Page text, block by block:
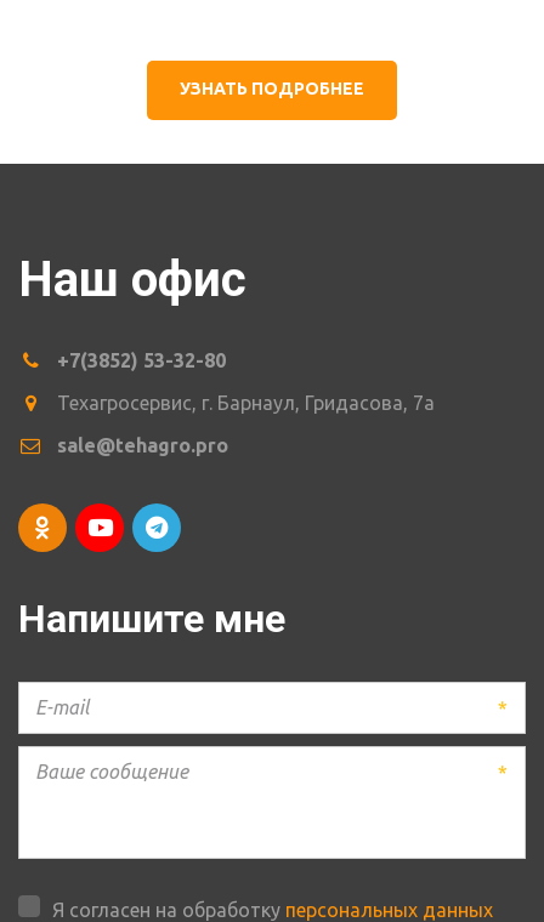
УЗНАТЬ ПОДРОБНЕЕ
Наш офис
+7(3852) 53-32-80
Техагросервис г. Барнаул Гридасова 7а
sale@tehagro.pro
Напишите мне
*
*
Я согласен на обработку персональных данных